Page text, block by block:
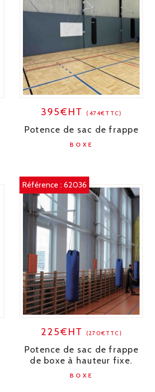
395€HT(474€TTC)
Potence de sac de frappe
BOXE
Référence :62036
225€HT (270€TTC)
Potence de sac de frappe
de boxe à hauteur fixe.
BOXE